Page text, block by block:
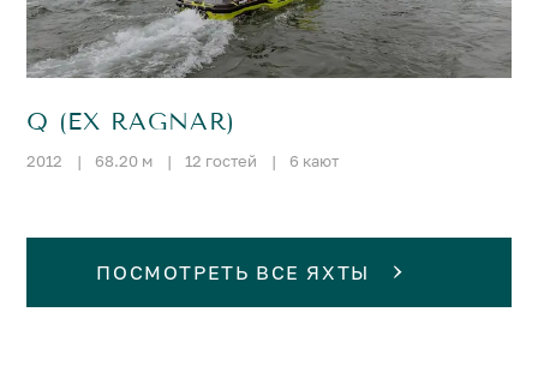
Q (EX RAGNAR)
2012 | 68.20 м | 12 гостей | 6 кают
ПОСМОТРЕТЬ ВСЕ ЯХТЫ